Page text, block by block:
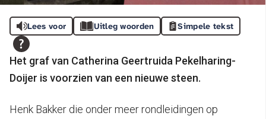
Lees voor Uitleg woorden Simpele tekst
Het graf van Catherina Geertruida Pekelharing-
Doijer is voorzien van een nieuwe steen.
Henk Bakker die onder meer rondleidingen op